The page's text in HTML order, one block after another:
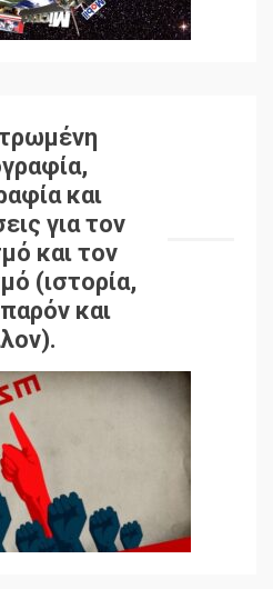
και
για τον
και τον
(ιστορία,
και
βιβλίο από το
Η μεγάλη
και ο έλεγχος των
της σοσιαλιστικής
Η